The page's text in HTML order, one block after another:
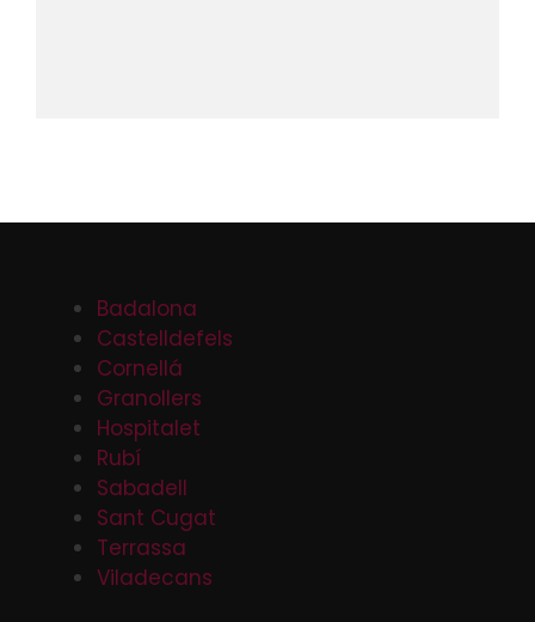
Badalona
Castelldefels
Cornellá
Granollers
Hospitalet
Rubí
Sabadell
Sant Cugat
Terrassa
Viladecans